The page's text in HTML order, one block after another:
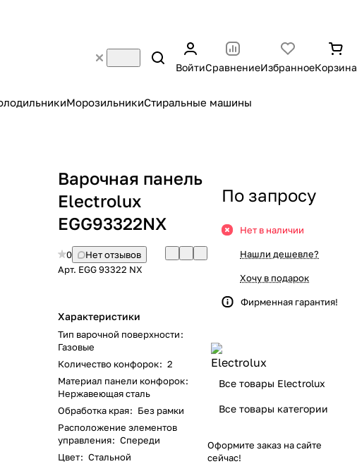
ВойтиСравнениеИзбранноеКорзина
МорозильникиСтиральные машины
Варочная панель
Electrolux
EGG93322NX
0
Нет отзывов
Арт. EGG 93322 NX
Характеристики
Тип варочной поверхности:
Газовые
Количество конфорок: 2
Материал панели конфорок:
Нержавеющая сталь
Обработка края: Без рамки
Расположение элементов
управления: Спереди
Цвет: Стальной
По запросу
Нет в наличии
Нашли дешевле?
Хочу в подарок
Фирменная гарантия!
Все товары Electrolux
Все товары категории
Оформите заказ на сайте
сейчас!